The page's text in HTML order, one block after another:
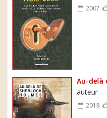
2007
Au-delà
auteur
2018